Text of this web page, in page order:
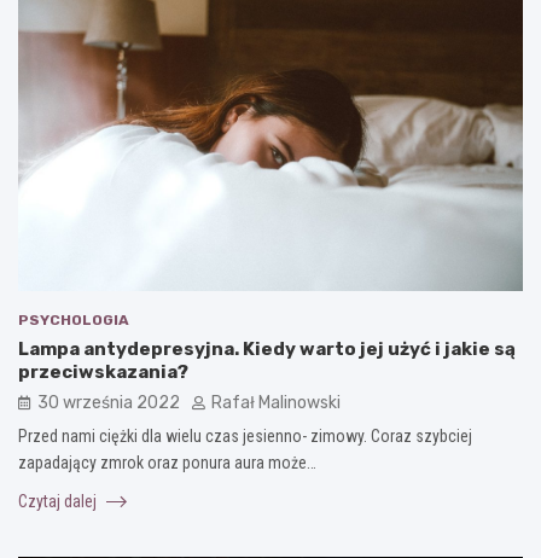
PSYCHOLOGIA
Lampa antydepresyjna. Kiedy warto jej użyć i jakie są
przeciwskazania?
30 września 2022 Rafał Malinowski
Przed nami ciężki dla wielu czas jesienno- zimowy. Coraz szybciej
zapadający zmrok oraz ponura aura może…
Czytaj dalej